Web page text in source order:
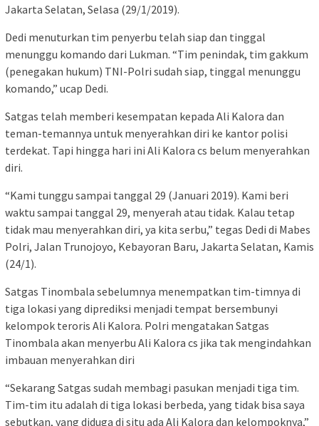
Jakarta Selatan, Selasa (29/1/2019).
Dedi menuturkan tim penyerbu telah siap dan tinggal
menunggu komando dari Lukman. “Tim penindak, tim gakkum
(penegakan hukum) TNI-Polri sudah siap, tinggal menunggu
komando,” ucap Dedi.
Satgas telah memberi kesempatan kepada Ali Kalora dan
teman-temannya untuk menyerahkan diri ke kantor polisi
terdekat. Tapi hingga hari ini Ali Kalora cs belum menyerahkan
diri.
“Kami tunggu sampai tanggal 29 (Januari 2019). Kami beri
waktu sampai tanggal 29, menyerah atau tidak. Kalau tetap
tidak mau menyerahkan diri, ya kita serbu,” tegas Dedi di Mabes
Polri, Jalan Trunojoyo, Kebayoran Baru, Jakarta Selatan, Kamis
(24/1).
Satgas Tinombala sebelumnya menempatkan tim-timnya di
tiga lokasi yang diprediksi menjadi tempat bersembunyi
kelompok teroris Ali Kalora. Polri mengatakan Satgas
Tinombala akan menyerbu Ali Kalora cs jika tak mengindahkan
imbauan menyerahkan diri
“Sekarang Satgas sudah membagi pasukan menjadi tiga tim.
Tim-tim itu adalah di tiga lokasi berbeda, yang tidak bisa saya
sebutkan, yang diduga di situ ada Ali Kalora dan kelompoknya,”